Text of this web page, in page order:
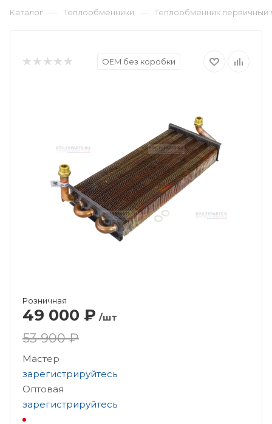
Каталог — Теплообменники — Теплообменник первичный
OEM без коробки
Розничная
49 000 ₽ /шт
53 900 ₽
Мастер
зарегистрируйтесь
Оптовая
зарегистрируйтесь